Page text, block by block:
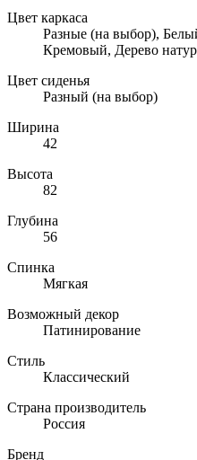
Цвет каркаса
Разные (на выбор),
Кремовый, Дерево
Цвет сиденья
Разный (на выбор)
Ширина
42
Высота
82
Глубина
56
Спинка
Мягкая
Возможный декор
Патинирование
Стиль
Классический
Страна производитель
Россия
Бренд